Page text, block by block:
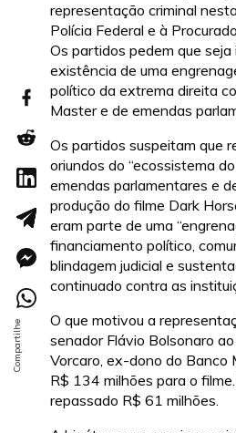
representação criminal
Polícia Federal e à
Os partidos pedem que
existência de uma
político da extrema direita
Master e de emendas
Os partidos suspeitam que
oriundos do “ecossistema
emendas parlamentares e
produção do filme Dark
eram parte de uma
financiamento político,
blindagem judicial e
continuado contra as
O que motivou a
senador Flávio Bolsonaro
Vorcaro, ex-dono do Banco
R$ 134 milhões para o
repassado R$ 61 milhões.